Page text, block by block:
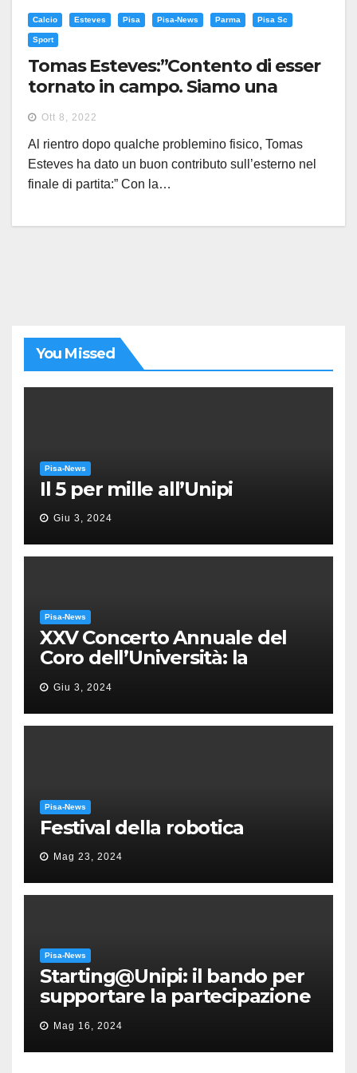
Calcio Esteves Pisa Pisa-News Parma Pisa Sc
Sport
Tomas Esteves:”Contento di esser
tornato in campo. Siamo una
grande squadra “
Ott 8, 2022
Al rientro dopo qualche problemino fisico, Tomas
Esteves ha dato un buon contributo sull’esterno nel
finale di partita:” Con la…
You Missed
Pisa-News
Il 5 per mille all’Unipi
Giu 3, 2024
Pisa-News
XXV Concerto Annuale del
Coro dell’Università: la
“Messa in gloria” di Giacomo
Puccini
Giu 3, 2024
Pisa-News
Festival della robotica
Mag 23, 2024
Pisa-News
Starting@Unipi: il bando per
supportare la partecipazione
all’ERC Starting Grant
Mag 16, 2024